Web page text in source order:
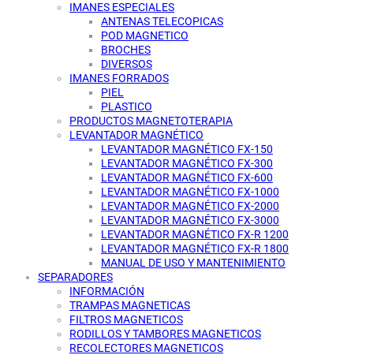
IMANES ESPECIALES
ANTENAS TELECOPICAS
POD MAGNETICO
BROCHES
DIVERSOS
IMANES FORRADOS
PIEL
PLASTICO
PRODUCTOS MAGNETOTERAPIA
LEVANTADOR MAGNÉTICO
LEVANTADOR MAGNÉTICO FX-150
LEVANTADOR MAGNÉTICO FX-300
LEVANTADOR MAGNÉTICO FX-600
LEVANTADOR MAGNÉTICO FX-1000
LEVANTADOR MAGNÉTICO FX-2000
LEVANTADOR MAGNÉTICO FX-3000
LEVANTADOR MAGNÉTICO FX-R 1200
LEVANTADOR MAGNÉTICO FX-R 1800
MANUAL DE USO Y MANTENIMIENTO
SEPARADORES
INFORMACIÓN
TRAMPAS MAGNETICAS
FILTROS MAGNETICOS
RODILLOS Y TAMBORES MAGNETICOS
RECOLECTORES MAGNETICOS